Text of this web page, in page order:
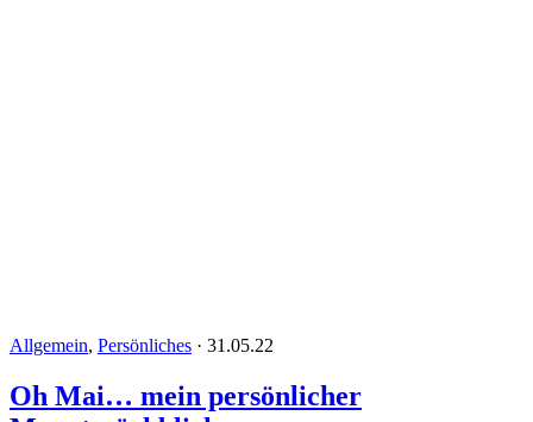
Allgemein, Persönliches · 31.05.22
Oh Mai… mein persönlicher